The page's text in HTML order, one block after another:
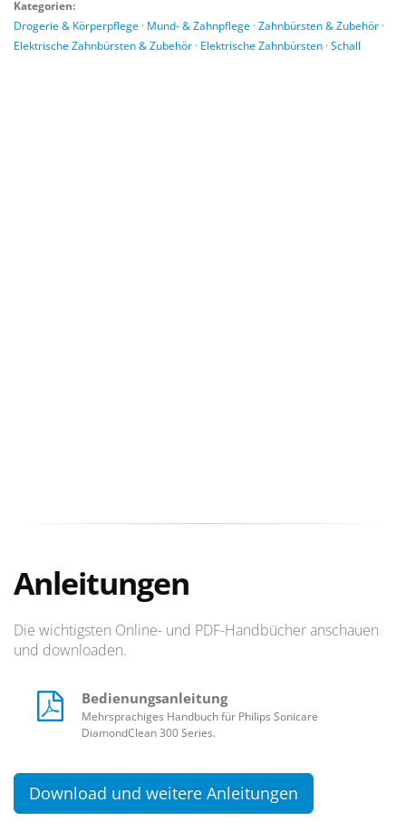
Kategorien:
Drogerie & Körperpflege · Mund- & Zahnpflege · Zahnbürsten & Zubehör ·
Elektrische Zahnbürsten & Zubehör · Elektrische Zahnbürsten · Schall
Anleitungen
Die wichtigsten Online- und PDF-Handbücher anschauen
und downloaden.
Bedienungsanleitung
Mehrsprachiges Handbuch für Philips Sonicare
DiamondClean 300 Series.
Download und weitere Anleitungen